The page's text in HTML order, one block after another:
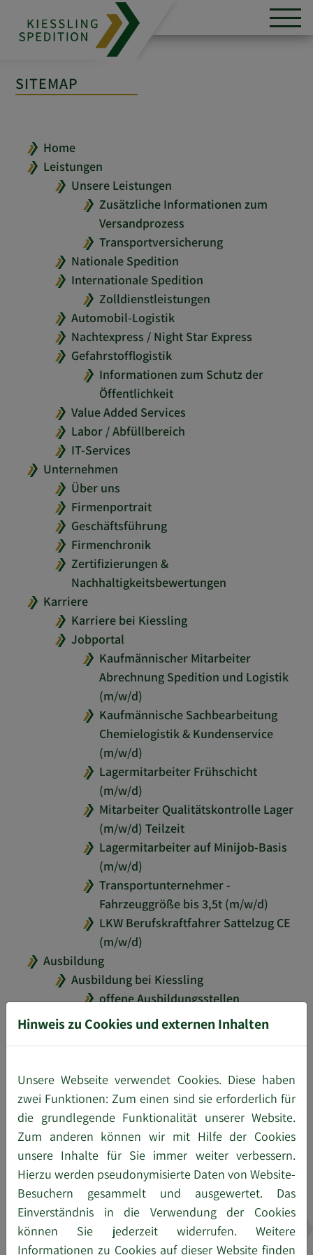
SITEMAP
Home
Leistungen
Unsere Leistungen
Zusätzliche Informationen zum
Versandprozess
Transportversicherung
Nationale Spedition
Internationale Spedition
Zolldienstleistungen
Automobil-Logistik
Nachtexpress / Night Star Express
Gefahrstofflogistik
Informationen zum Schutz der
Öffentlichkeit
Value Added Services
Labor / Abfüllbereich
IT-Services
Unternehmen
Über uns
Firmenportrait
Geschäftsführung
Firmenchronik
Zertifizierungen &
Nachhaltigkeitsbewertungen
Karriere
Karriere bei Kiessling
Jobportal
Kaufmännischer Mitarbeiter
Abrechnung Spedition und Logistik
(m/w/d)
Kaufmännische Sachbearbeitung
Chemielogistik & Kundenservice
(m/w/d)
Lagermitarbeiter Frühschicht
(m/w/d)
Mitarbeiter Qualitätskontrolle Lager
(m/w/d) Teilzeit
Lagermitarbeiter auf Minijob-Basis
(m/w/d)
Transportunternehmer -
Fahrzeuggröße bis 3,5t (m/w/d)
LKW Berufskraftfahrer Sattelzug CE
(m/w/d)
Ausbildung
Ausbildung bei Kiessling
offene Ausbildungsstellen
Fachkraft für Lagerlogistik
Büromanagement (m/w/d)
Kaufmann / Kauffrau für
Spedition und
Logistikdienstleistung (m/w/d)
Fachinformatiker -
Fachrichtung
Anwendungsentwicklung
(m/w/d)
Bewerbungstipps
Häufig gestellte Fragen
Hinweis zu Cookies und externen Inhalten
Unsere Webseite verwendet Cookies. Diese haben
zwei Funktionen: Zum einen sind sie erforderlich für
die grundlegende Funktionalität unserer Website.
Zum anderen können wir mit Hilfe der Cookies
unsere Inhalte für Sie immer weiter verbessern.
Hierzu werden pseudonymisierte Daten von Website-
Besuchern gesammelt und ausgewertet. Das
Einverständnis in die Verwendung der Cookies
können Sie jederzeit widerrufen. Weitere
Informationen zu Cookies auf dieser Website finden